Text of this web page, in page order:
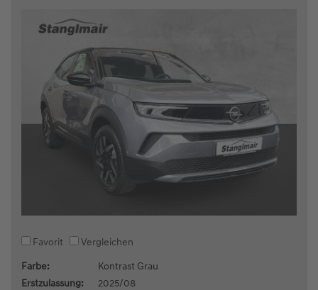
Favorit
Vergleichen
Farbe:
Kontrast Grau
Erstzulassung:
2025/08